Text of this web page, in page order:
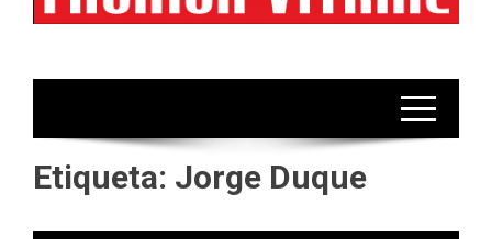
Etiqueta: Jorge Duque